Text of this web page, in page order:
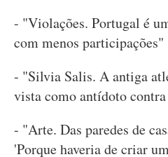
- "Violações. Portugal é
com menos participações"
- "Silvia Salis. A antiga
vista como antídoto
- "Arte. Das paredes de
'Porque haveria de criar